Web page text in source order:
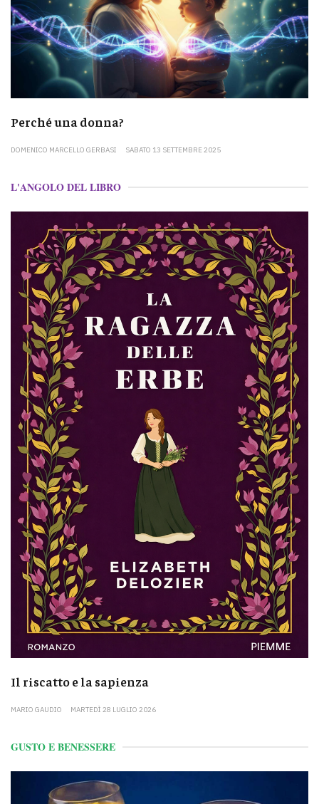
Perché una donna?
DOMENICO MARCELLO GERBASI SABATO 13 SETTEMBRE 2025
L'ANGOLO DEL LIBRO
Il riscatto e la sapienza
MARIO GAUDIO MARTEDÌ 28 LUGLIO 2026
GUSTO E BENESSERE